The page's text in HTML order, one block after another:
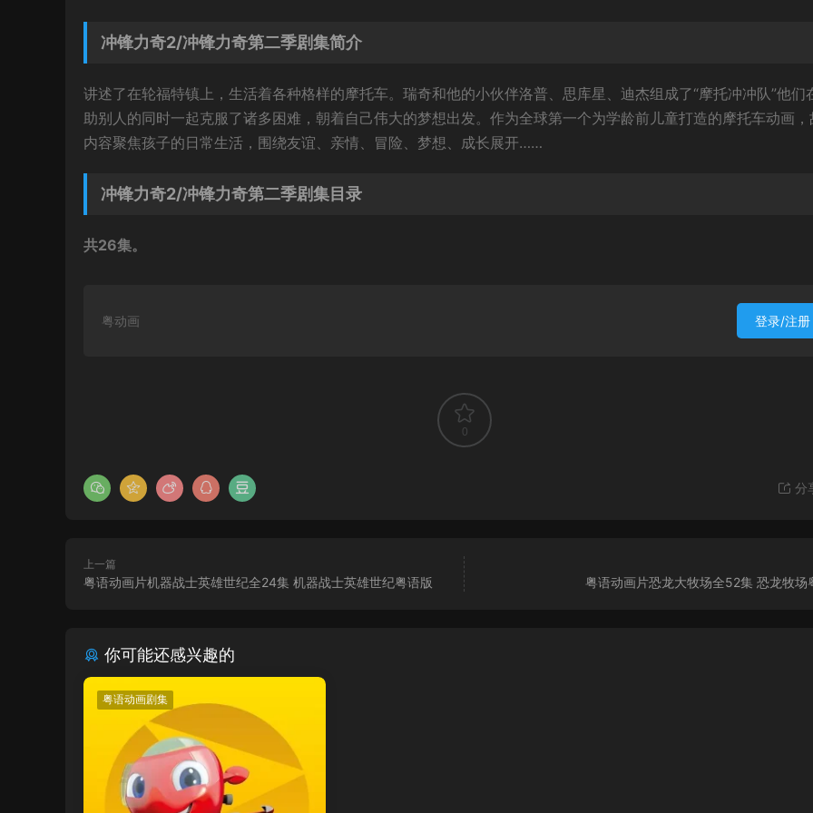
冲锋力奇2/冲锋力奇第二季剧集简介
讲述了在轮福特镇上，生活着各种格样的摩托车。瑞奇和他的小伙伴洛普、思库星、迪杰组成了“摩托冲冲队”他们
助别人的同时一起克服了诸多困难，朝着自己伟大的梦想出发。作为全球第一个为学龄前儿童打造的摩托车动画，
内容聚焦孩子的日常生活，围绕友谊、亲情、冒险、梦想、成长展开……
冲锋力奇2/冲锋力奇第二季剧集目录
共26集。
粤动画 登录/注册
0
分
上一篇
粤语动画片机器战士英雄世纪全24集 机器战士英雄世纪粤语版 粤语动画片恐龙大牧场全52集 恐龙牧场
你可能还感兴趣的
粤语动画剧集